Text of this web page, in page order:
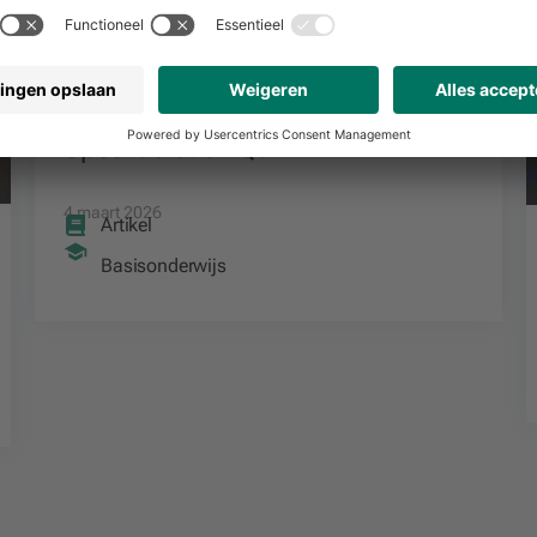
Speel de Cash Quiz
4 maart 2026
Artikel
Basisonderwijs